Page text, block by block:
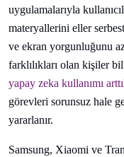
uygulamalarıyla
materyallerini eller
ve ekran yorgunluğunu
farklılıkları olan kişiler
yapay zeka kullanımı
görevleri sorunsuz hale
yararlanır.
Samsung, Xiaomi ve